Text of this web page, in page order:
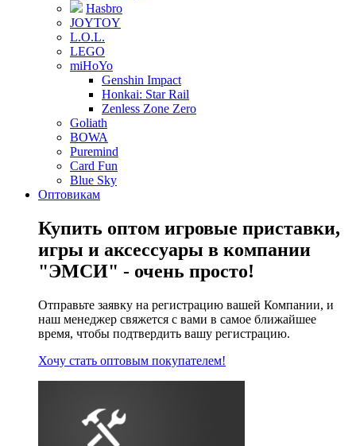
Hasbro
JOYTOY
L.O.L.
LEGO
miHoYo
Genshin Impact
Honkai: Star Rail
Zenless Zone Zero
Goliath
BOWA
Puremind
Card Fun
Blue Sky
Оптовикам
Купить оптом игровые приставки,
игры и аксессуары в компании
"ЭМСИ" - очень просто!
Отправьте заявку на регистрацию вашей Компании, и
наш менеджер свяжется с вами в самое ближайшее
время, чтобы подтвердить вашу регистрацию.
Хочу стать оптовым покупателем!